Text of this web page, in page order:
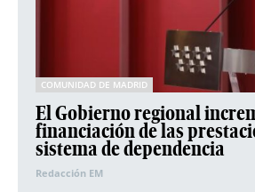
COMUNIDAD DE MADRID
El Gobierno regional
financiación de las
sistema de dependencia
Redacción EM